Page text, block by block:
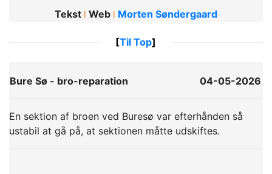
Tekst ǀ Web ǀ Morten Søndergaard
[Til Top]
Bure Sø - bro-reparation 04-05-2026
En sektion af broen ved Buresø var efterhånden så
ustabil at gå på, at sektionen måtte udskiftes.